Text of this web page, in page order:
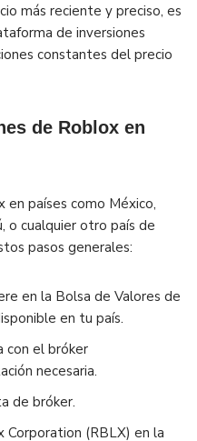
más reciente y preciso, es
de inversiones
constantes del precio
de Roblox en
en países como México,
o cualquier otro país de
pasos generales:
en la Bolsa de Valores de
en tu país.
con el bróker
necesaria.
de bróker.
Corporation (RBLX) en la